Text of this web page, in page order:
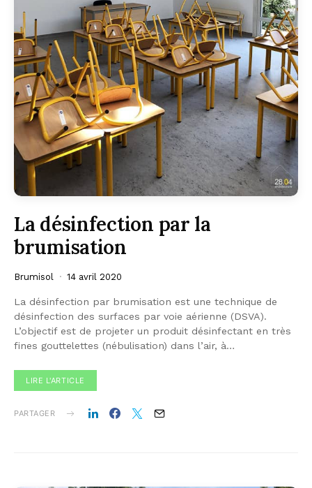
La désinfection par la
brumisation
Brumisol 14 avril 2020
La désinfection par brumisation est une technique de
désinfection des surfaces par voie aérienne (DSVA).
L’objectif est de projeter un produit désinfectant en très
fines gouttelettes (nébulisation) dans l’air, à…
LIRE L'ARTICLE
PARTAGER